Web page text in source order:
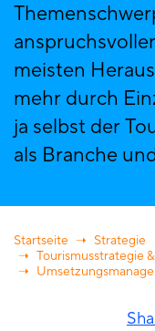
meisten
mehr durch
ja selbst der
als Branche
Startseite
Strategie
Tourismusstrategie